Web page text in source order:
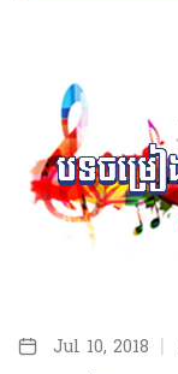
Jul 10, 2018 |